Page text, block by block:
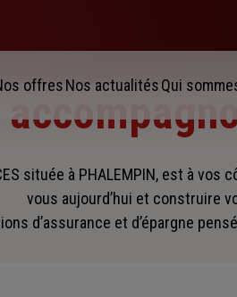
offresNos actualitésQui
située à PHALEMPIN, est à
vous aujourd’hui et construire
d’assurance et d’épargne